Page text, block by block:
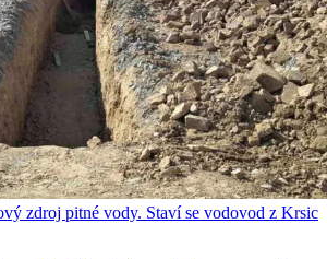
zdroj pitné vody. Staví se vodovod z Krsic